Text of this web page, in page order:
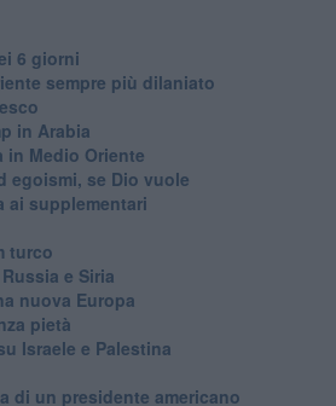
6 giorni
sempre più dilaniato
in Arabia
in Medio Oriente
egoismi, se Dio vuole
ai supplementari
turco
e Siria
nuova Europa
pietà
Israele e Palestina
di un presidente americano